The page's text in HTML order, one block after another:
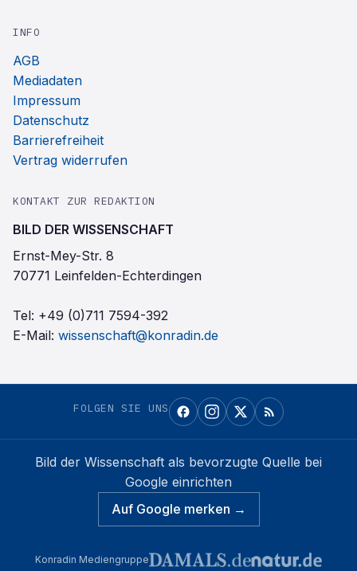
INFO
AGB
Mediadaten
Impressum
Datenschutz
Barrierefreiheit
Vertrag widerrufen
KONTAKT ZUR REDAKTION
BILD DER WISSENSCHAFT
Ernst-Mey-Str. 8
70771 Leinfelden-Echterdingen
Tel: +49 (0)711 7594-392
E-Mail: wissenschaft@konradin.de
FOLGEN SIE UNS
Bild der Wissenschaft als bevorzugte Quelle bei
Google einrichten
Auf Google merken →
Konradin Mediengruppe